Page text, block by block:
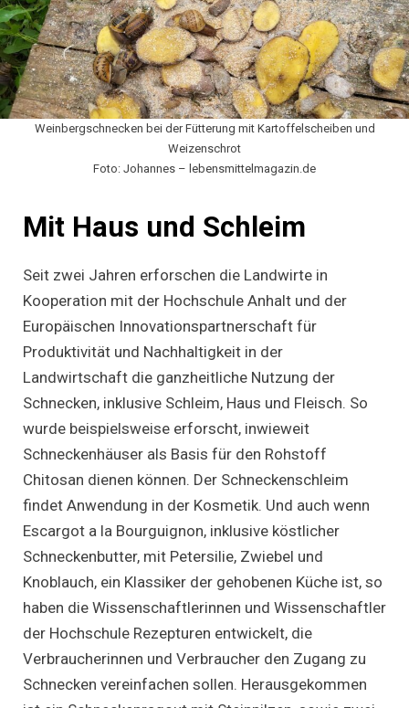
Weinbergschnecken bei der Fütterung mit Kartoffelscheiben und
Weizenschrot
Foto: Johannes – lebensmittelmagazin.de
Mit Haus und Schleim
Seit zwei Jahren erforschen die Landwirte in
Kooperation mit der Hochschule Anhalt und der
Europäischen Innovationspartnerschaft für
Produktivität und Nachhaltigkeit in der
Landwirtschaft die ganzheitliche Nutzung der
Schnecken, inklusive Schleim, Haus und Fleisch. So
wurde beispielsweise erforscht, inwieweit
Schneckenhäuser als Basis für den Rohstoff
Chitosan dienen können. Der Schneckenschleim
findet Anwendung in der Kosmetik. Und auch wenn
Escargot a la Bourguignon, inklusive köstlicher
Schneckenbutter, mit Petersilie, Zwiebel und
Knoblauch, ein Klassiker der gehobenen Küche ist, so
haben die Wissenschaftlerinnen und Wissenschaftler
der Hochschule Rezepturen entwickelt, die
Verbraucherinnen und Verbraucher den Zugang zu
Schnecken vereinfachen sollen. Herausgekommen